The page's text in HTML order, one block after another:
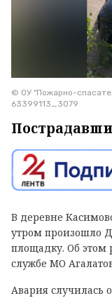
© ОУ "Пожарно-
63399113_3079
В деревне
утром произошло
площадку. Об этом
службе МО
Авария случилась